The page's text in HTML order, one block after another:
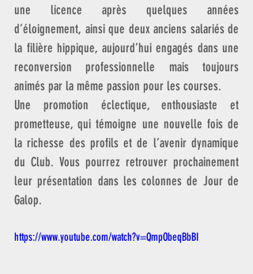
une licence après quelques années
d’éloignement, ainsi que deux anciens salariés de
la filière hippique, aujourd’hui engagés dans une
reconversion professionnelle mais toujours
animés par la même passion pour les courses.
Une promotion éclectique, enthousiaste et
prometteuse, qui témoigne une nouvelle fois de
la richesse des profils et de l’avenir dynamique
du Club. Vous pourrez retrouver prochainement
leur présentation dans les colonnes de Jour de
Galop.
https://www.youtube.com/watch?v=QmpObeqBbBI